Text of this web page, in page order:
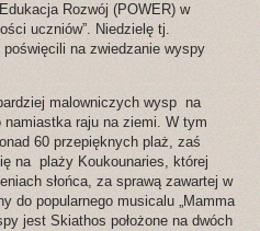
Rozwój (POWER) w
uczniów”. Niedzielę tj.
na zwiedzanie wyspy
malowniczych wysp na
raju na ziemi. W tym
60 przepięknych plaż, zaś
na plaży Koukounaries, której
słońca, za sprawą zawartej w
do popularnego musicalu „Mamma
jest Skiathos położone na dwóch